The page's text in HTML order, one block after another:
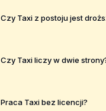
Czy Taxi z postoju jest
Czy Taxi liczy w dwie
Praca Taxi bez licencji?